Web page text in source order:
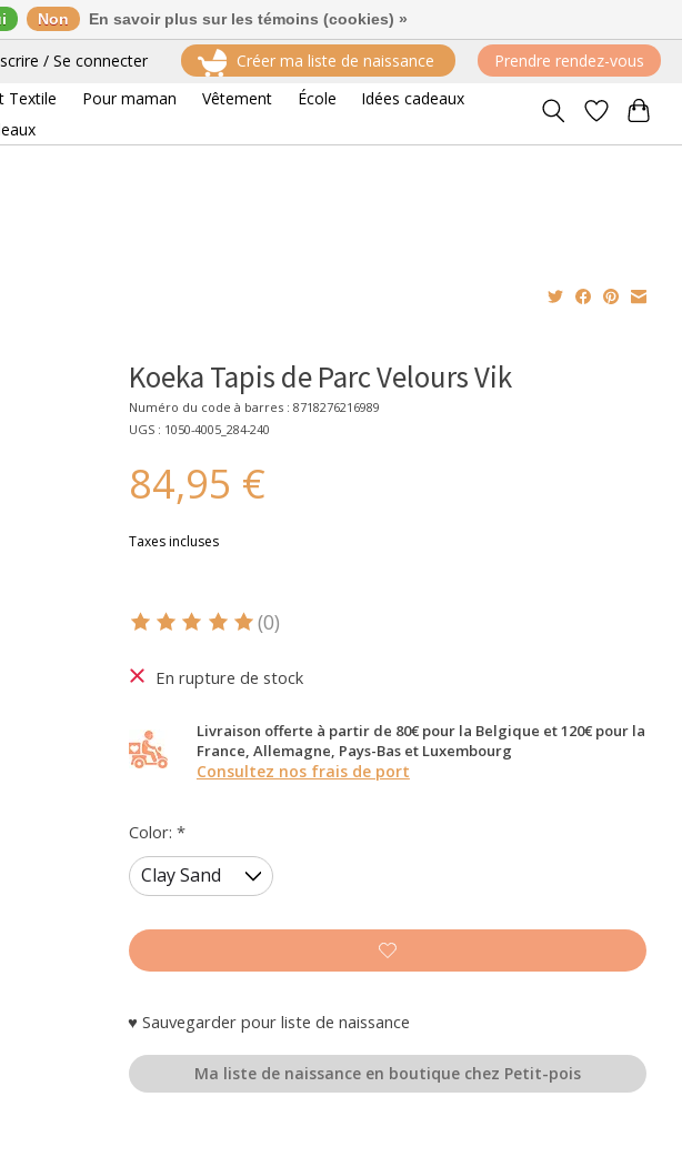
/ Se connecter Créer ma liste de naissance
Prendre rendez-vous
Textile Pour maman Vêtement École
Idées cadeaux
Koeka Tapis de Parc Velours Vik
Numéro du code à barres : 8718276216989
UGS : 1050-4005_284-240
84,95 €
Taxes incluses
Ce produit est évalué à
(0)
En rupture de stock
Livraison offerte à partir de 80€ pour la Belgique et 120€ pour la
France, Allemagne, Pays-Bas et Luxembourg
Consultez nos frais de port
Color: *
♥ Sauvegarder pour liste de naissance
Ma liste de naissance en boutique chez Petit-pois
Non En savoir plus sur les témoins (cookies) »